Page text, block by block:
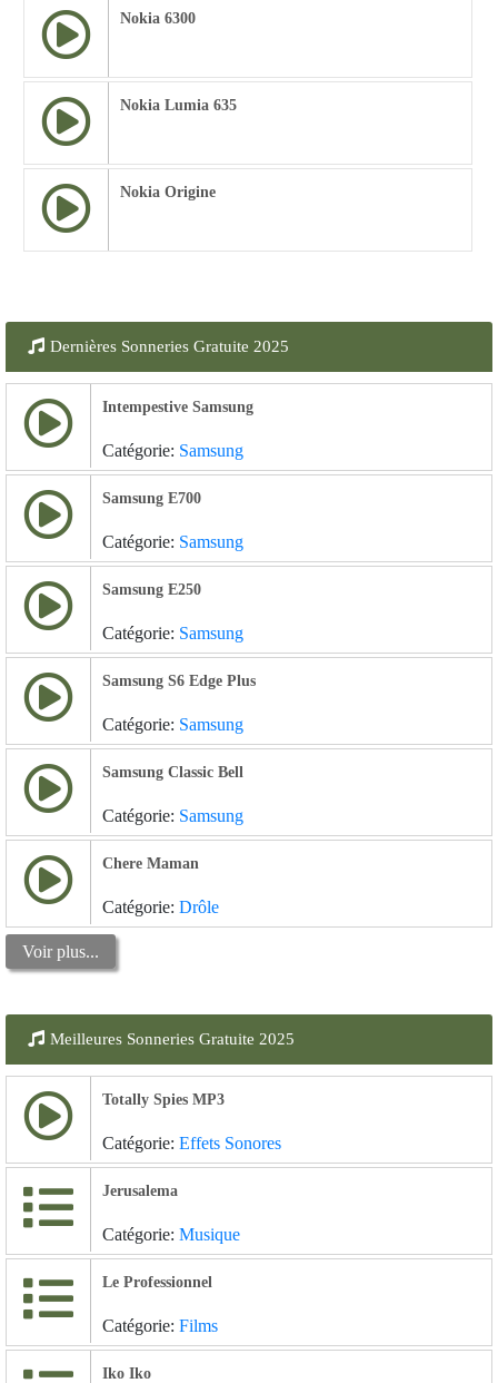
Nokia 6300
Nokia Lumia 635
Nokia Origine
Dernières Sonneries Gratuite 2025
Intempestive Samsung
Catégorie: Samsung
Samsung E700
Catégorie: Samsung
Samsung E250
Catégorie: Samsung
Samsung S6 Edge Plus
Catégorie: Samsung
Samsung Classic Bell
Catégorie: Samsung
Chere Maman
Catégorie: Drôle
Voir plus...
Meilleures Sonneries Gratuite 2025
Totally Spies MP3
Catégorie: Effets Sonores
Jerusalema
Catégorie: Musique
Le Professionnel
Catégorie: Films
Iko Iko